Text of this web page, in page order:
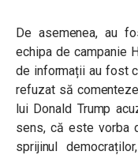
De asemenea, au
echipa de campanie
de informații au fost
refuzat să
lui Donald Trump
sens, că este vorba
sprijinul democraților,